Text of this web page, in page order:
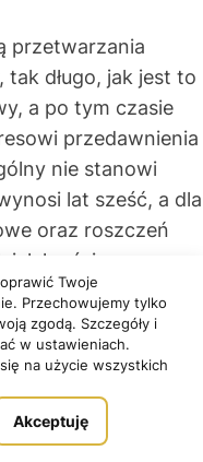
Twoje
Przechowujemy tylko
zgodą. Szczegóły i
w ustawieniach.
na użycie wszystkich
Akceptuję
przetwarzania
długo, jak jest to
a po tym czasie
przedawnienia
nie stanowi
lat sześć, a dla
oraz roszczeń
przetwarzania
zgoda nie zostanie
przez okres czasu
roszczeń
i jakie mogą być